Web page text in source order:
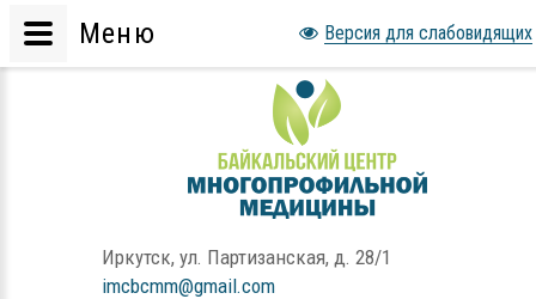
Иркутск, ул. Партизанская, д. 28/1
imcbcmm@gmail.com
Версия для слабовидящих
Меню